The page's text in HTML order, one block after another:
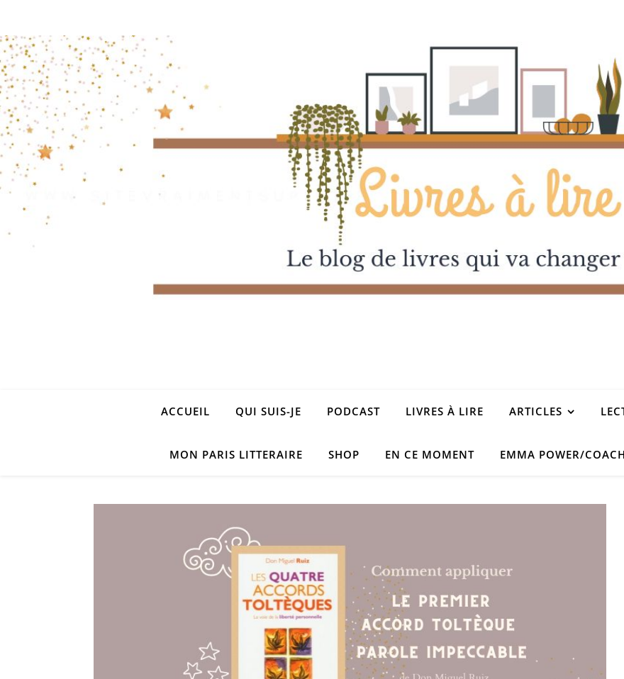
ACCUEIL QUI SUIS-JE PODCAST LIVRES À LIRE ARTICLES
MON PARIS LITTERAIRE SHOP EN CE MOMENT EMMA POWER/